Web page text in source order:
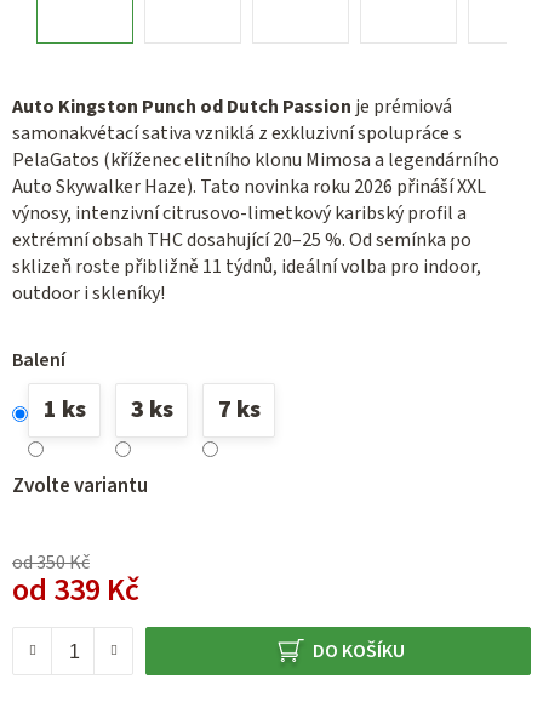
Auto Kingston Punch od Dutch Passion je prémiová
samonakvétací sativa vzniklá z exkluzivní spolupráce s
PelaGatos (kříženec elitního klonu Mimosa a legendárního
Auto Skywalker Haze). Tato novinka roku 2026 přináší XXL
výnosy, intenzivní citrusovo-limetkový karibský profil a
extrémní obsah THC dosahující 20–25 %. Od semínka po
sklizeň roste přibližně 11 týdnů, ideální volba pro indoor,
outdoor i skleníky!
Balení
1 ks 3 ks 7 ks
Zvolte variantu
od 350 Kč
od 339 Kč
DO KOŠÍKU